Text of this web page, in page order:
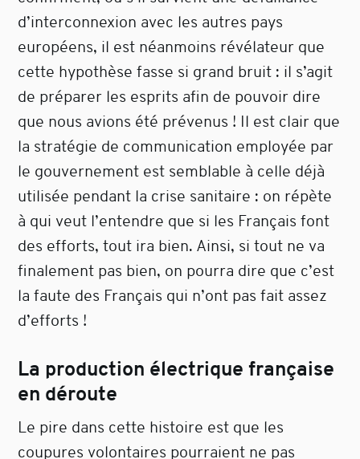
d’interconnexion avec les autres pays
européens, il est néanmoins révélateur que
cette hypothèse fasse si grand bruit : il s’agit
de préparer les esprits afin de pouvoir dire
que nous avions été prévenus ! Il est clair que
la stratégie de communication employée par
le gouvernement est semblable à celle déjà
utilisée pendant la crise sanitaire : on répète
à qui veut l’entendre que si les Français font
des efforts, tout ira bien. Ainsi, si tout ne va
finalement pas bien, on pourra dire que c’est
la faute des Français qui n’ont pas fait assez
d’efforts !
La production électrique française
en déroute
Le pire dans cette histoire est que les
coupures volontaires pourraient ne pas